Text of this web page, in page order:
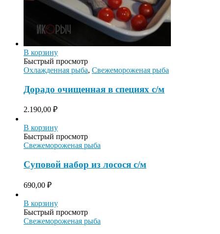
В корзину
Быстрый просмотр
Охлажденная рыба, Свежемороженая рыба
Дорадо очищенная в специях с/м
2.190,00 ₽
В корзину
Быстрый просмотр
Свежемороженая рыба
Суповой набор из лосося с/м
690,00 ₽
В корзину
Быстрый просмотр
Свежемороженая рыба